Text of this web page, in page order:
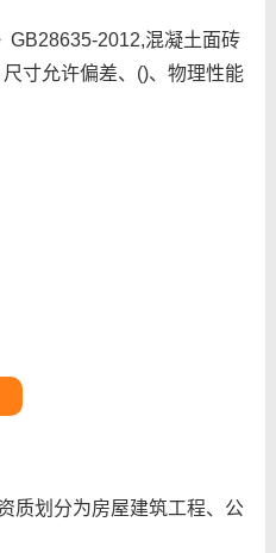
GB28635-2012,混凝土面砖
寸允许偏差、()、物理性能
质划分为房屋建筑工程、公